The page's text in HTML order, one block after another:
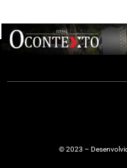
© 2023 –